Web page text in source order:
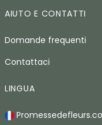
AIUTO E CONTATTI
Domande frequenti
Contattaci
LINGUA